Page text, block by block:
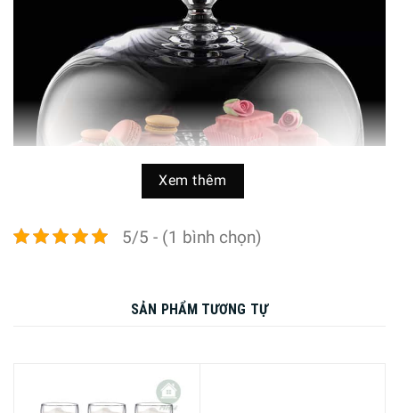
nhất. Nhẹ, bền có khả năng chịu lực tốt, không dễ bị lực
Xem thêm
5/5 - (1 bình chọn)
SẢN PHẨM TƯƠNG TỰ